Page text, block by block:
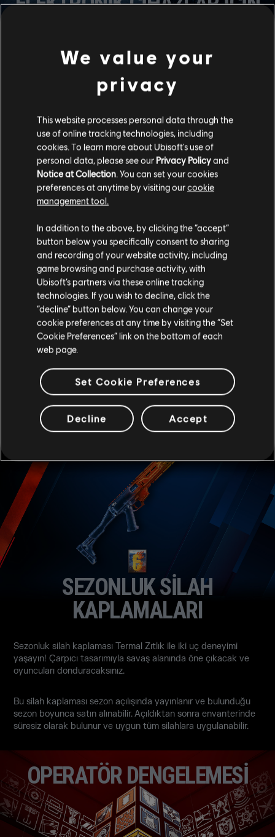
Saldıran dronları, Uzaktan Patlayıcılar, Hibana'nın X-Kairos'u,
Fuze’un Parça Tesirli Bombası, Thermite'in Ekzotermik
Patlayıcısı ve Zero'nun ARGUS Kamerası için gerekli devre
Havalı İğnesi de artık devre dışı bırakılabilecek ve uygun geri
bildirime sahip olacak.
OPERATÖRLERİN FİYAT
DÜŞÜŞLERİ
Crimson Heist için Lion ve Finka'nın fiyatı 10.000 Nam veya
240 R6 Kredisi’ne düşüyor. Mozzie ve Gridlock'ın fiyatı 15.000
Nam veya 360 R6 Kredisi'ne düşüyor. Ve son olarak, Oryx ve
Iana’nın fiyatı 20.000 Nam veya 480 R6 Kredisi’ne düşüyor.
SEZONLUK SİLAH
KAPLAMALARI
Sezonluk silah kaplaması Termal Zıtlık ile iki uç deneyimi
yaşayın! Çarpıcı tasarımıyla savaş alanında öne çıkacak ve
oyuncuları donduracaksınız.
Bu silah kaplaması sezon açılışında yayınlanır ve bulunduğu
sezon boyunca satın alınabilir. Açıldıktan sonra envanterinde
süresiz olarak bulunur ve uygun tüm silahlara uygulanabilir.
OPERATÖR DENGELEMESİ
We value your
privacy
This website processes personal data through the
use of online tracking technologies, including
cookies. To learn more about Ubisoft's use of
personal data, please see our Privacy Policyand
Notice at Collection . You can set your cookies
preferences at anytime by visiting ourcookie
management tool.
In addition to the above, by clicking the “accept”
button below you specifically consent to sharing
and recording of your website activity, including
game browsing and purchase activity, with
Ubisoft’s partners via these online tracking
technologies. If you wish to decline, click the
“decline” button below. You can change your
cookie preferences at any time by visiting the “Set
Cookie Preferences” link on the bottom of each
web page.
Set Cookie Preferences
Decline Accept